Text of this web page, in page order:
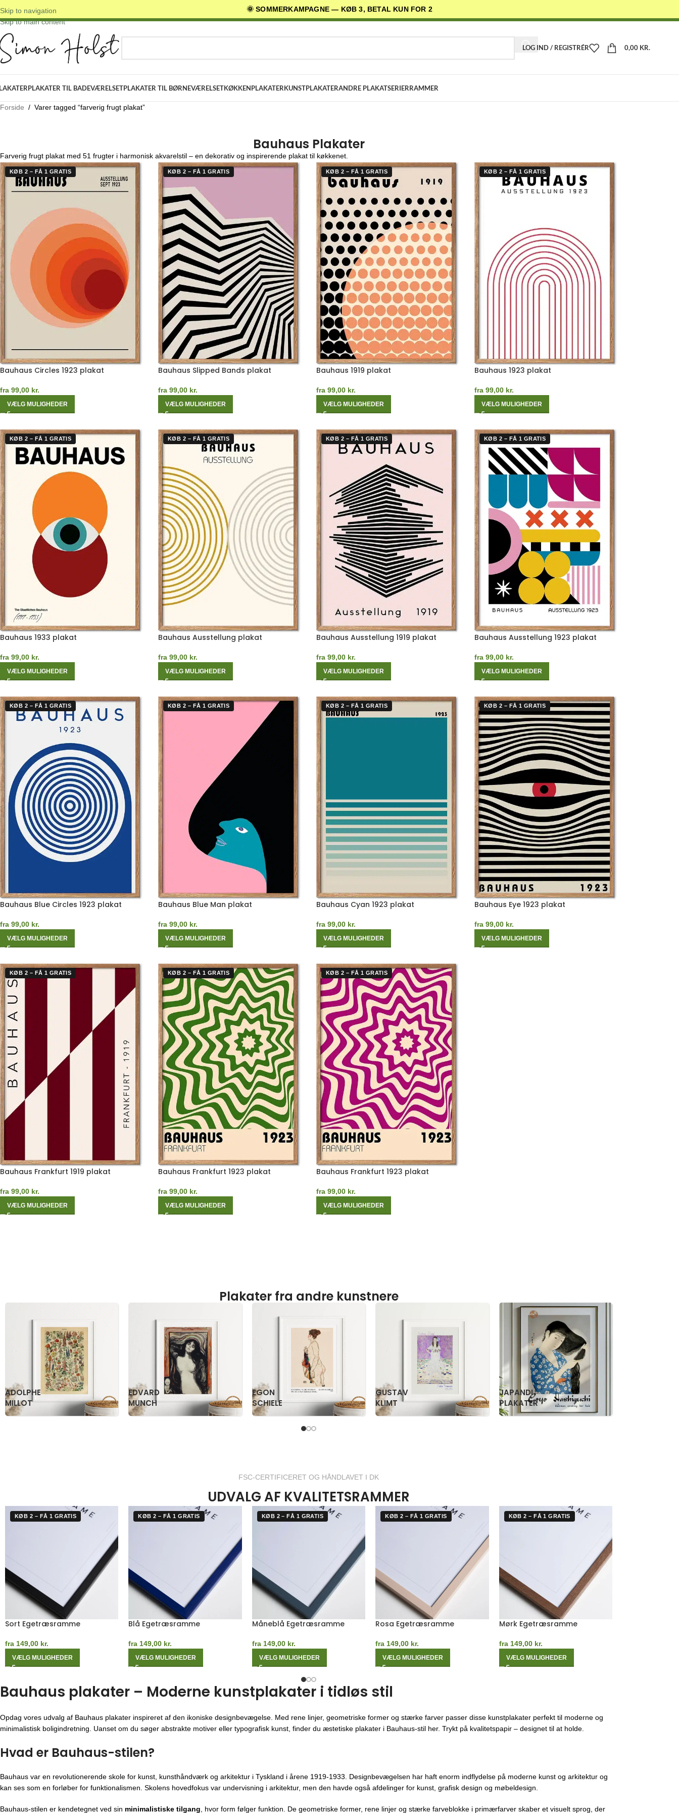
🌞 SOMMERKAMPAGNE — KØB 3, BETAL KUN FOR 2
Skip to navigation
Skip to main content
ORIGINALE DESIGNS ✓ 3-5 DAGES LEVERING ✓ 30 DAGES RETURRET ★ 4,5/5 PÅ TRUSTPILOT
LOG IND / REGISTRÉR 0,00 KR.
PLAKATER TIL BADEVÆRELSETPLAKATER TIL BØRNEVÆRELSETKØKKENPLAKATERKUNSTPLAKATERANDRE PLAKATSERIERRAMMER
Forside / Varer tagged “farverig frugt plakat”
Bauhaus Plakater
Farverig frugt plakat med 51 frugter i harmonisk akvarelstil – en dekorativ og inspirerende plakat til køkkenet.
KØB 2 – FÅ 1 GRATIS
Bauhaus Circles 1923 plakat
fra 99,00 kr.
VÆLG MULIGHEDER
KØB 2 – FÅ 1 GRATIS
Bauhaus Slipped Bands plakat
fra 99,00 kr.
VÆLG MULIGHEDER
KØB 2 – FÅ 1 GRATIS
Bauhaus 1919 plakat
fra 99,00 kr.
VÆLG MULIGHEDER
KØB 2 – FÅ 1 GRATIS
Bauhaus 1923 plakat
fra 99,00 kr.
VÆLG MULIGHEDER
KØB 2 – FÅ 1 GRATIS
Bauhaus 1933 plakat
fra 99,00 kr.
VÆLG MULIGHEDER
KØB 2 – FÅ 1 GRATIS
Bauhaus Ausstellung plakat
fra 99,00 kr.
VÆLG MULIGHEDER
KØB 2 – FÅ 1 GRATIS
Bauhaus Ausstellung 1919 plakat
fra 99,00 kr.
VÆLG MULIGHEDER
KØB 2 – FÅ 1 GRATIS
Bauhaus Ausstellung 1923 plakat
fra 99,00 kr.
VÆLG MULIGHEDER
KØB 2 – FÅ 1 GRATIS
Bauhaus Blue Circles 1923 plakat
fra 99,00 kr.
VÆLG MULIGHEDER
KØB 2 – FÅ 1 GRATIS
Bauhaus Blue Man plakat
fra 99,00 kr.
VÆLG MULIGHEDER
KØB 2 – FÅ 1 GRATIS
Bauhaus Cyan 1923 plakat
fra 99,00 kr.
VÆLG MULIGHEDER
KØB 2 – FÅ 1 GRATIS
Bauhaus Eye 1923 plakat
fra 99,00 kr.
VÆLG MULIGHEDER
KØB 2 – FÅ 1 GRATIS
Bauhaus Frankfurt 1919 plakat
fra 99,00 kr.
VÆLG MULIGHEDER
KØB 2 – FÅ 1 GRATIS
Bauhaus Frankfurt 1923 plakat
fra 99,00 kr.
VÆLG MULIGHEDER
KØB 2 – FÅ 1 GRATIS
Bauhaus Frankfurt 1923 plakat
fra 99,00 kr.
VÆLG MULIGHEDER
Plakater fra andre kunstnere
KATSUSHIKA
HOKUSAI
OGAWA
KAZUMASA
PAUL
KLEE
PS
KRØYER
RETRO
PLAKATER
FSC-CERTIFICERET OG HÅNDLAVET I DK
UDVALG AF KVALITETSRAMMER
KØB 2 – FÅ 1 GRATIS
Egetræsramme
fra 149,00 kr.
VÆLG MULIGHEDER
KØB 2 – FÅ 1 GRATIS
Kashmirgrå Egetræsramme
fra149,00 kr.
VÆLG MULIGHEDER
KØB 2 – FÅ 1 GRATIS
Grøn Egetræsramme
fra 149,00 kr.
VÆLG MULIGHEDER
KØB 2 – FÅ 1 GRATIS
Rød Egetræsramme
fra149,00 kr.
VÆLG MULIGHEDER
KØB 2 – FÅ 1 GRATIS
Orange Egetræsramme
fra 149,00 kr.
VÆLG MULIGHEDER
Bauhaus plakater – Moderne kunstplakater i tidløs stil
Opdag vores udvalg af Bauhaus plakater inspireret af den ikoniske designbevægelse. Med rene linjer, geometriske former og stærke farver passer disse kunstplakater perfekt til moderne og
minimalistisk boligindretning. Uanset om du søger abstrakte motiver eller typografisk kunst, finder du æstetiske plakater i Bauhaus-stil her. Trykt på kvalitetspapir – designet til at holde.
Hvad er Bauhaus-stilen?
Bauhaus var en revolutionerende skole for kunst, kunsthåndværk og arkitektur i Tyskland i årene 1919-1933. Designbevægelsen har haft enorm indflydelse på moderne kunst og arkitektur og
kan ses som en forløber for funktionalismen. Skolens hovedfokus var undervisning i arkitektur, men den havde også afdelinger for kunst, grafisk design og møbeldesign.
Bauhaus-stilen er kendetegnet ved sin minimalistiske tilgang, hvor form følger funktion. De geometriske former, rene linjer og stærke farveblokke i primærfarver skaber et visuelt sprog, der